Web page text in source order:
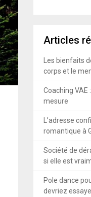
Articles
Les bienfaits
corps et le
Coaching
mesure
L’adresse
romantique à
Société de
si elle est
Pole dance
devriez